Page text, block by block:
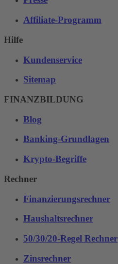
Affiliate-Programm
Hilfe
Kundenservice
Sitemap
FINANZBILDUNG
Blog
Banking-Grundlagen
Krypto-Begriffe
Rechner
Finanzierungsrechner
Haushaltsrechner
50/30/20-Regel Rechner
Zinsrechner